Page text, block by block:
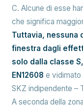
C. Alcune di esse
che significa
Tuttavia, nessuna
finestra dagli
solo dalla classe
EN12608 e vidimato
SKZ indipendente –
A seconda della